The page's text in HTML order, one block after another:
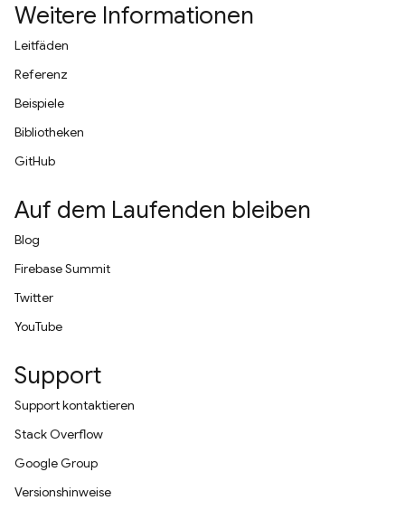
Weitere Informationen
Leitfäden
Referenz
Beispiele
Bibliotheken
GitHub
Auf dem Laufenden bleiben
Blog
Firebase Summit
Twitter
YouTube
Support
Support kontaktieren
Stack Overflow
Google Group
Versionshinweise